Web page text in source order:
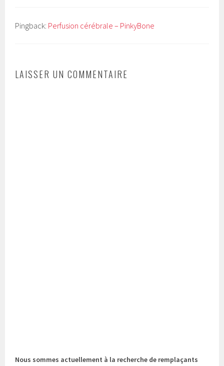
Pingback: Perfusion cérébrale – PinkyBone
LAISSER UN COMMENTAIRE
Nous sommes actuellement à la recherche de remplaçants